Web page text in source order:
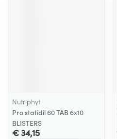
Nutriphyt
Pro statidil 60 TAB 6x10
BLISTERS
€ 34,15